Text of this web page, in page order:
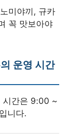
미야끼, 규카
꼭 맛보아야
운영 시간
시간은 9:00 ~
니다.